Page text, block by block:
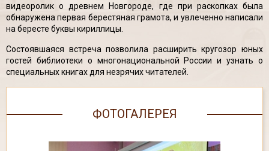
видеоролик о древнем Новгороде, где при раскопках была
обнаружена первая берестяная грамота, и увлеченно написали
на бересте буквы кириллицы.
Состоявшаяся встреча позволила расширить кругозор юных
гостей библиотеки о многонациональной России и узнать о
специальных книгах для незрячих читателей.
ФОТОГАЛЕРЕЯ